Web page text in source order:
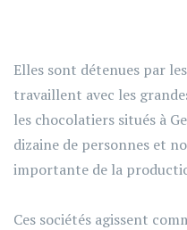
Elles sont détenues par
travaillent avec les
les chocolatiers situés à
dizaine de personnes et
importante de la
Ces sociétés agissent